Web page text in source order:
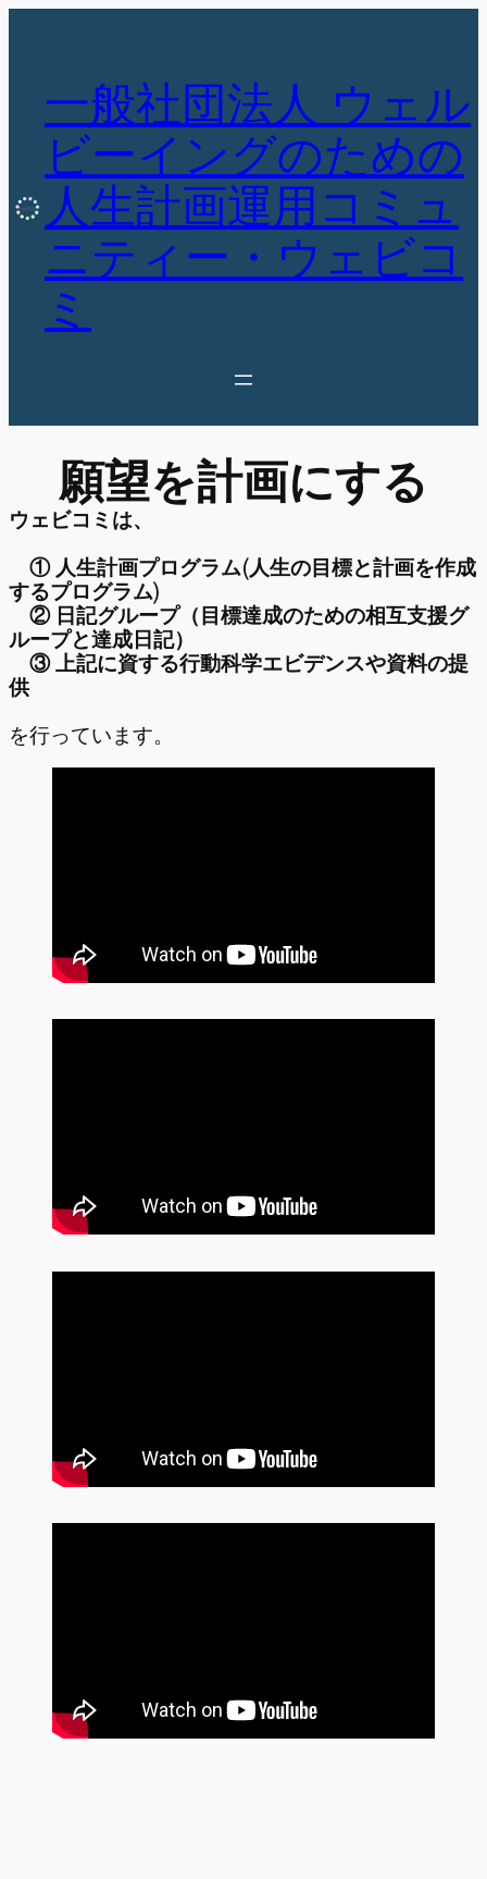
プ
一般社団法人 ウェル
ビーイングのための
人生計画運用コミュ
ニティー・ウェビコ
ミ
願望を計画にする
ウェビコミは、
① 人生計画プログラム(人生の目標と計画を作成
するプログラム)
② 日記グループ（目標達成のための相互支援グ
ループと達成日記）
③ 上記に資する行動科学エビデンスや資料の提
供
を行っています。